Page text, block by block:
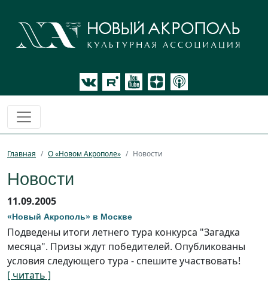
Главная О «Новом Акрополе» Новости
Новости
11.09.2005
«Новый Акрополь» в Москве
Подведены итоги летнего тура конкурса "Загадка
месяца". Призы ждут победителей. Опубликованы
условия следующего тура - спешите участвовать!
[ читать ]